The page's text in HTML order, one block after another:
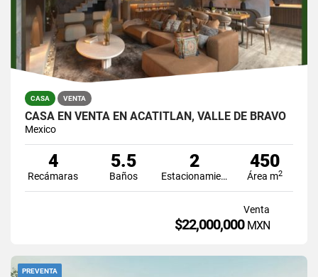
CASA VENTA
CASA EN VENTA EN ACATITLÁN, VALLE DE BRAVO
Mexico
4
Recámaras
5.5
Baños
2
Estacionamiento
450
Área m2
Venta
$22,000,000 MXN
PREVENTA